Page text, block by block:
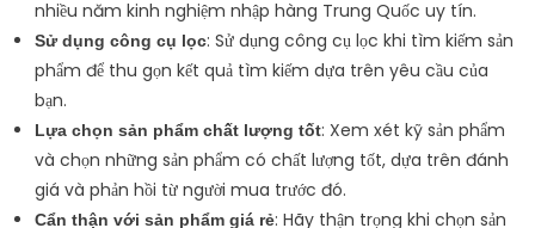
nhiều năm kinh nghiệm nhập hàng Trung Quốc uy tín.
Sử dụng công cụ lọc: Sử dụng công cụ lọc khi tìm kiếm sản
phẩm để thu gọn kết quả tìm kiếm dựa trên yêu cầu của
bạn.
Lựa chọn sản phẩm chất lượng tốt: Xem xét kỹ sản phẩm
và chọn những sản phẩm có chất lượng tốt, dựa trên đánh
giá và phản hồi từ người mua trước đó.
Cẩn thận với sản phẩm giá rẻ: Hãy thận trọng khi chọn sản